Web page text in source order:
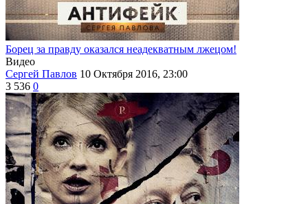
Борец за правду оказался неадекватным лжецом!
Видео
Сергей Павлов 10 Октября 2016, 23:00
3 536 0